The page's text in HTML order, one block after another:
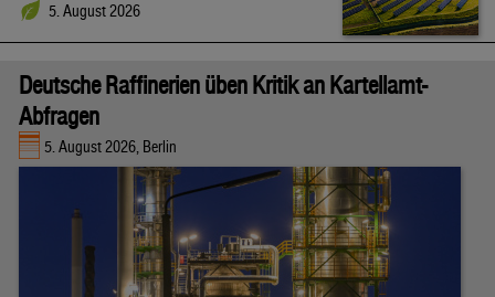
5. August 2026
Deutsche Raffinerien üben Kritik an Kartellamt-
Abfragen
5. August 2026, Berlin